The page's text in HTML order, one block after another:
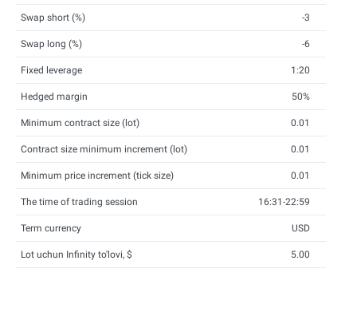
Swap short (%) -3
Swap long (%) -6
Fixed leverage 1:20
Hedged margin 50%
Minimum contract size (lot) 0.01
Contract size minimum increment (lot) 0.01
Minimum price increment (tick size) 0.01
The time of trading session 16:31-22:59
Term currency USD
Lot uchun Infinity to'lovi, $ 5.00